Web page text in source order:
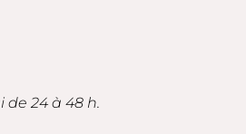
de 24 à 48 h.